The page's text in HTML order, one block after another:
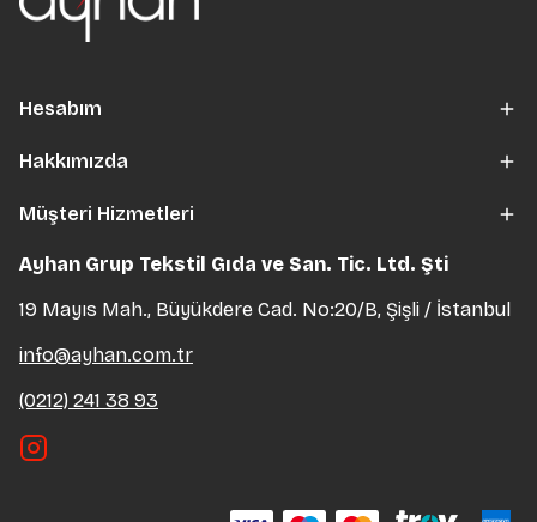
Hesabım
Hakkımızda
Müşteri Hizmetleri
Ayhan Grup Tekstil Gıda ve San. Tic. Ltd. Şti
19 Mayıs Mah., Büyükdere Cad. No:20/B, Şişli / İstanbul
info@ayhan.com.tr
(0212) 241 38 93